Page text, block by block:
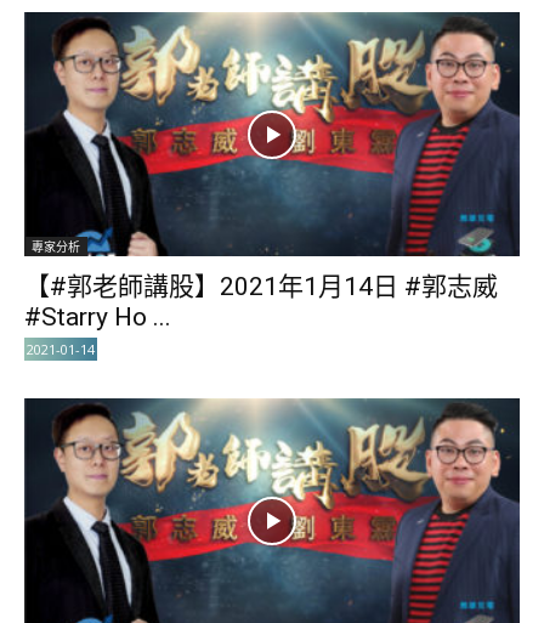
專家分析
【#郭老師講股】2021年1月14日 #郭志威
#Starry Ho ...
2021-01-14